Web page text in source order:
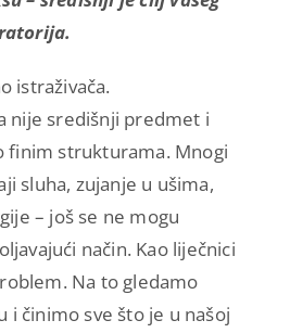
istraživača.
nije središnji predmet i
finim strukturama. Mnogi
sluha, zujanje u ušima,
– još se ne mogu
način. Kao liječnici
Na to gledamo
i činimo sve što je u našoj